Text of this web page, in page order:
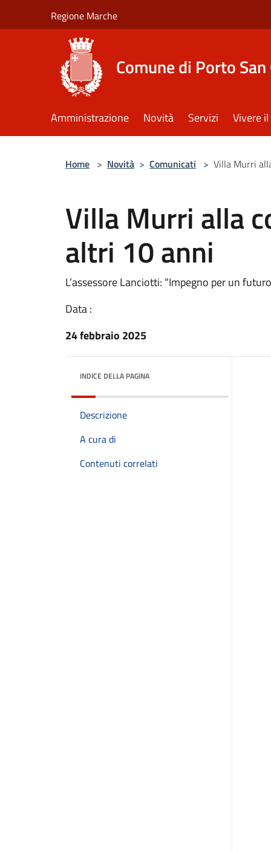
Regione Marche
Comune di Porto
Amministrazione Novità Servizi Vivere
Home > Novità > Comunicati > Villa Murri
Villa Murri alla
altri 10 anni
L’assessore Lanciotti: “Impegno per un
Data :
24 febbraio 2025
INDICE DELLA PAGINA
Descrizione
A cura di
Contenuti correlati